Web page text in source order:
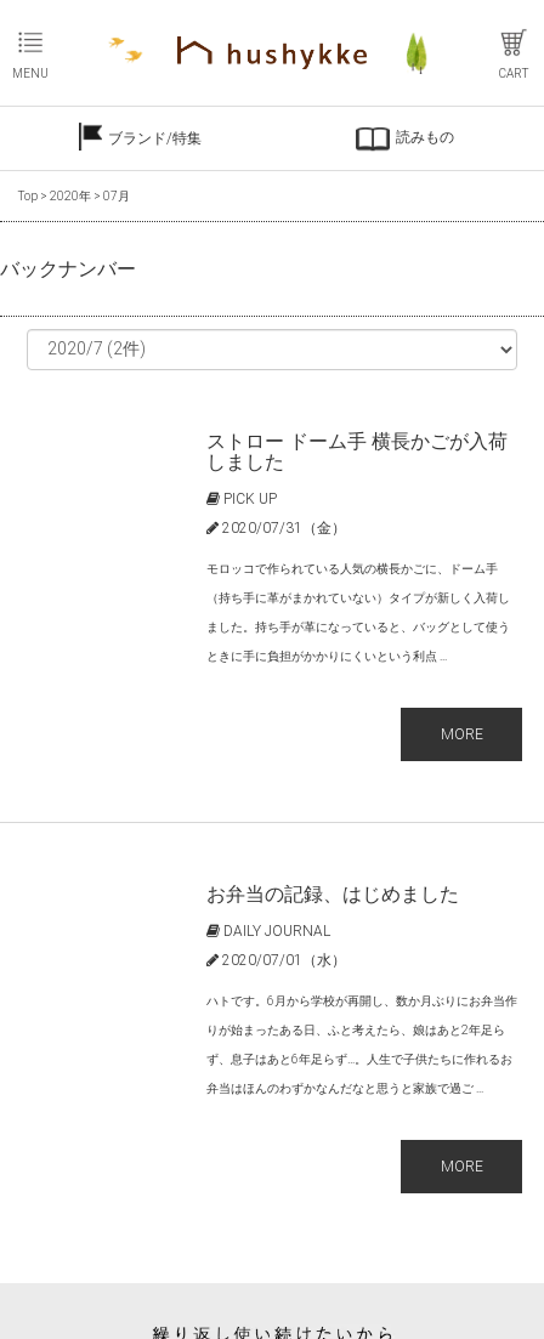
MENU CART
ブランド/特集 読みもの
Top > 2020年 > 07月
バックナンバー
ストロー ドーム手 横長かごが入荷
しました
PICK UP
2020/07/31（金）
モロッコで作られている人気の横長かごに、ドーム手
（持ち手に革がまかれていない）タイプが新しく入荷し
ました。持ち手が革になっていると、バッグとして使う
ときに手に負担がかかりにくいという利点 ...
MORE
お弁当の記録、はじめました
DAILY JOURNAL
2020/07/01（水）
ハトです。6月から学校が再開し、数か月ぶりにお弁当作
りが始まったある日、ふと考えたら、娘はあと2年足ら
ず、息子はあと6年足らず…。人生で子供たちに作れるお
弁当はほんのわずかなんだなと思うと家族で過ご ...
MORE